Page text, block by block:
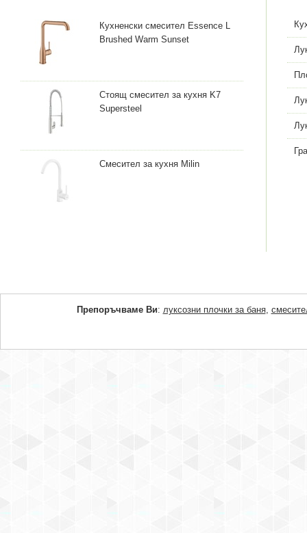
Кухненски смесител Essence L
Brushed Warm Sunset
Стоящ смесител за кухня K7
Supersteel
Смесител за кухня Milin
Препоръчваме Ви: луксозни плочки за баня,